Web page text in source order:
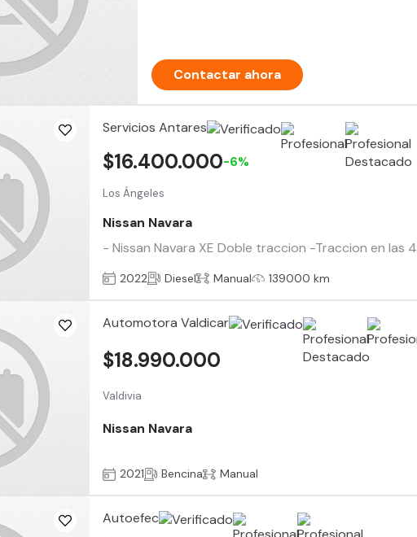
Contactar ahora
Servicios Antares
Los Ángeles
Nissan Navara
- Nissan Navara XE Doble traccion -Traccion en
$16.400.000-6%
2022 Diesel Manual 139000 km
Automotora Valdicar
Valdivia
Nissan Navara
$18.990.000
2021 Bencina Manual
Autoefec